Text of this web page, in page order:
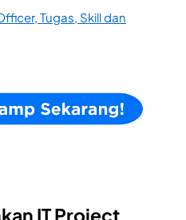
Tugas, Skill dan
IT Project